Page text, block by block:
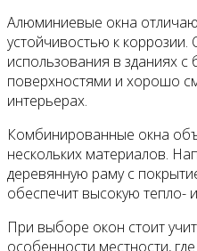
Алюминиевые окна
устойчивостью к коррозии.
использования в зданиях
поверхностями и хорошо
интерьерах.
Комбинированные окна
нескольких материалов.
деревянную раму с
обеспечит высокую тепло-
При выборе окон стоит
особенности местности,